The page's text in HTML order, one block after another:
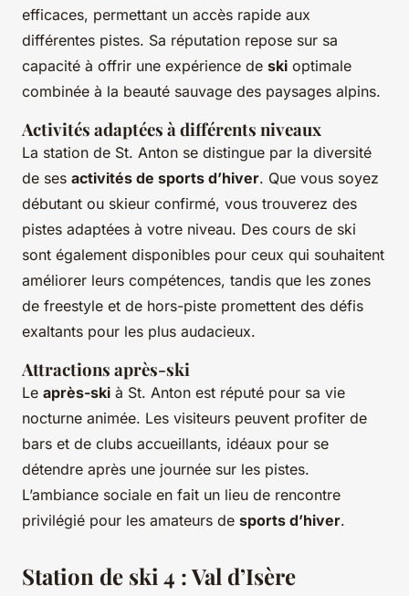
efficaces, permettant un accès rapide aux
différentes pistes. Sa réputation repose sur sa
capacité à offrir une expérience de ski optimale
combinée à la beauté sauvage des paysages alpins.
Activités adaptées à différents niveaux
La station de St. Anton se distingue par la diversité
de ses activités de sports d’hiver. Que vous soyez
débutant ou skieur confirmé, vous trouverez des
pistes adaptées à votre niveau. Des cours de ski
sont également disponibles pour ceux qui souhaitent
améliorer leurs compétences, tandis que les zones
de freestyle et de hors-piste promettent des défis
exaltants pour les plus audacieux.
Attractions après-ski
Le après-ski à St. Anton est réputé pour sa vie
nocturne animée. Les visiteurs peuvent profiter de
bars et de clubs accueillants, idéaux pour se
détendre après une journée sur les pistes.
L’ambiance sociale en fait un lieu de rencontre
privilégié pour les amateurs de sports d’hiver.
Station de ski 4 : Val d’Isère